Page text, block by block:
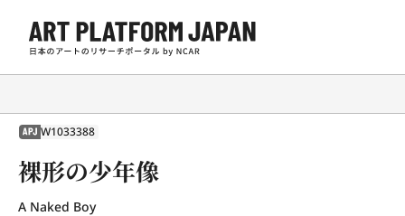
APJ W1033388
裸形の少年像
A Naked Boy